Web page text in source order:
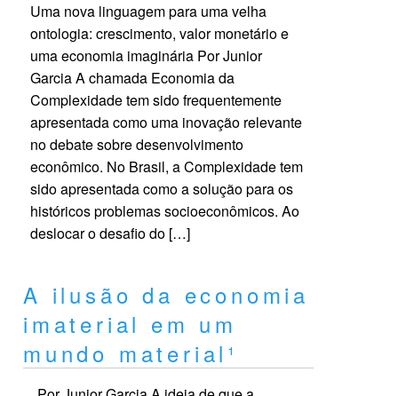
Uma nova linguagem para uma velha
ontologia: crescimento, valor monetário e
uma economia imaginária Por Junior
Garcia A chamada Economia da
Complexidade tem sido frequentemente
apresentada como uma inovação relevante
no debate sobre desenvolvimento
econômico. No Brasil, a Complexidade tem
sido apresentada como a solução para os
históricos problemas socioeconômicos. Ao
deslocar o desafio do […]
A ilusão da economia
imaterial em um
mundo material¹